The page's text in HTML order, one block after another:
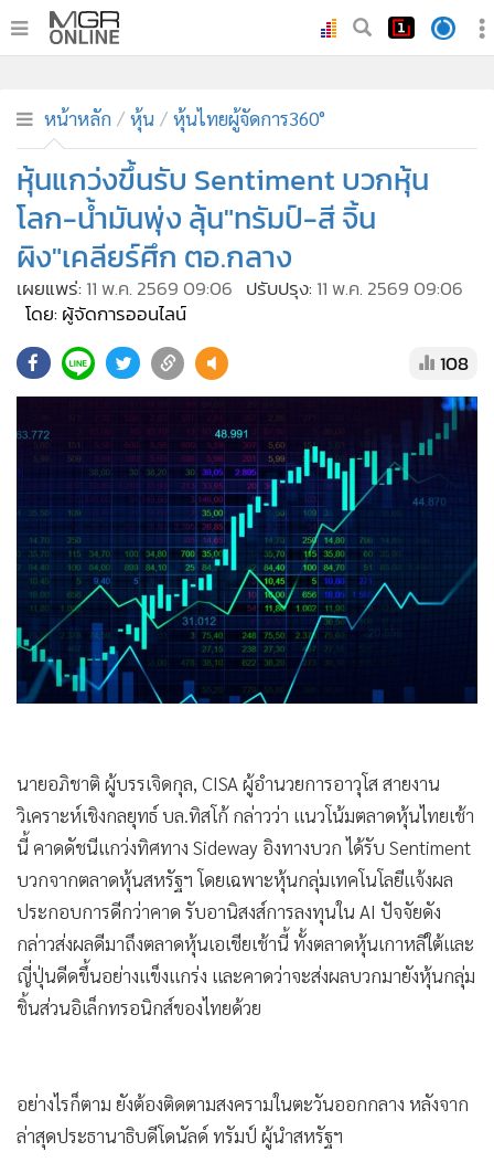
• ทันเหตุการณ์
• ภาคใต้
• ภูมิภาค
• Online Section
• บันเทิง
• ผู้จัดการรายวัน
คอลัมนิสต์
• ละคร
• CbizReview
• Cyber BIZ
ผู้จัดกวน
Good health & Well-being
Green Innovation & SD
• Management & HR
MGR Live
•
Infographic
การเมือง
• ท่องเที่ยว
ต่างประเทศ
•
Special Scoop
•
เศรษฐกิจ-ธุรกิจ
• จีน
• ชุมชน-คุณภาพชีวิต
• อาชญากรรม
• Motoring
• เกม
• หุ้น
• อินโดจีน
หน้าหลัก หุ้น หุ้นไทยผู้จัดการ360°
หุ้นแกว่งขึ้นรับ Sentiment บวกหุ้น
โลก-น้ำมันพุ่ง ลุ้น"ทรัมป์-สี จิ้น
ผิง"เคลียร์ศึก ตอ.กลาง
11 พ.ค. 2569 09:06
โดย: ผู้จัดการออนไลน์
108
นายอภิชาติ ผู้บรรเจิดกุล, CISA ผู้อำนวยการอาวุโส สายงาน
วิเคราะห์เชิงกลยุทธ์ บล.ทิสโก้ กล่าวว่า แนวโน้มตลาดหุ้นไทยเช้า
นี้ คาดดัชนีแกว่งทิศทาง Sideway อิงทางบวก ได้รับ Sentiment
บวกจากตลาดหุ้นสหรัฐฯ โดยเฉพาะหุ้นกลุ่มเทคโนโลยีแจ้งผล
ญี่ปุ่นดีดขึ้นอย่างแข็งแกร่ง และคาดว่าจะส่งผลบวกมายังหุ้นกลุ่ม
ชิ้นส่วนอิเล็กทรอนิกส์ของไทยด้วย